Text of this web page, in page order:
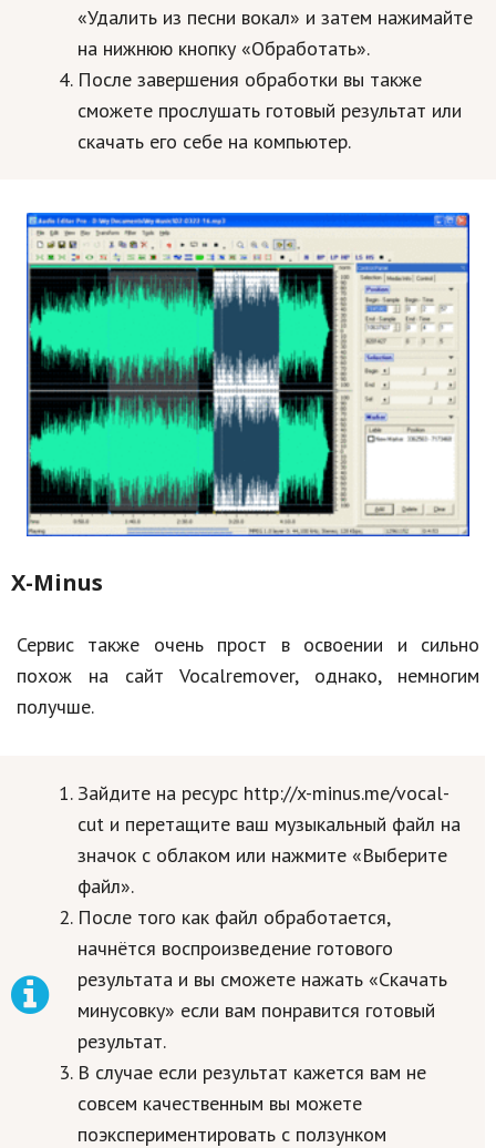
«Удалить из песни вокал» и затем нажимайте
на нижнюю кнопку «Обработать».
После завершения обработки вы также
сможете прослушать готовый результат или
скачать его себе на компьютер.
X-Minus
Сервис также очень прост в освоении и сильно
похож на сайт Vocalremover, однако, немногим
получше.
Зайдите на ресурс http://x-minus.me/vocal-
cut и перетащите ваш музыкальный файл на
значок с облаком или нажмите «Выберите
файл».
После того как файл обработается,
начнётся воспроизведение готового
результата и вы сможете нажать «Скачать
минусовку» если вам понравится готовый
результат.
В случае если результат кажется вам не
совсем качественным вы можете
поэкспериментировать с ползунком